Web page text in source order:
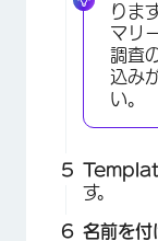
りま
マリ
調査
込み
い。
す。
名前を付